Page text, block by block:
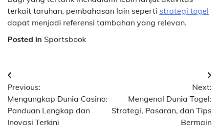
terkait taruhan, pembahasan lain seperti strategi togel
dapat menjadi referensi tambahan yang relevan.
Posted in Sportsbook
Post
navigation
Previous:
Mengungkap Dunia Casino:
Panduan Lengkap dan
Inovasi Terkini
Next:
Mengenal Dunia Togel:
Strategi, Pasaran, dan Tips
Bermain